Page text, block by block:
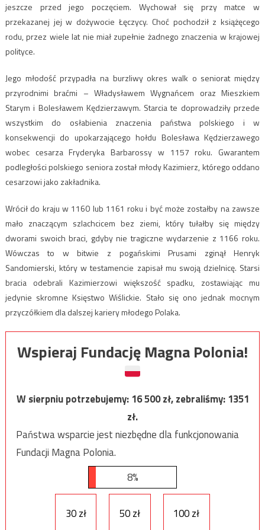
jeszcze przed jego poczęciem. Wychował się przy matce w
przekazanej jej w dożywocie Łęczycy. Choć pochodził z książęcego
rodu, przez wiele lat nie miał zupełnie żadnego znaczenia w krajowej
polityce.
Jego młodość przypadła na burzliwy okres walk o seniorat między
przyrodnimi braćmi – Władysławem Wygnańcem oraz Mieszkiem
Starym i Bolesławem Kędzierzawym. Starcia te doprowadziły przede
wszystkim do osłabienia znaczenia państwa polskiego i w
konsekwencji do upokarzającego hołdu Bolesława Kędzierzawego
wobec cesarza Fryderyka Barbarossy w 1157 roku. Gwarantem
podległości polskiego seniora został młody Kazimierz, którego oddano
cesarzowi jako zakładnika.
Wrócił do kraju w 1160 lub 1161 roku i być może zostałby na zawsze
mało znaczącym szlachcicem bez ziemi, który tułałby się między
dworami swoich braci, gdyby nie tragiczne wydarzenie z 1166 roku.
Wówczas to w bitwie z pogańskimi Prusami zginął Henryk
Sandomierski, który w testamencie zapisał mu swoją dzielnicę. Starsi
bracia odebrali Kazimierzowi większość spadku, zostawiając mu
jedynie skromne Księstwo Wiślickie. Stało się ono jednak mocnym
przyczółkiem dla dalszej kariery młodego Polaka.
Wspieraj Fundację Magna Polonia!
W sierpniu potrzebujemy:16 500zł, zebraliśmy:1351
zł.
Państwa wsparcie jest niezbędne dla funkcjonowania
Fundacji Magna Polonia.
8%
30 zł 50 zł 100 zł